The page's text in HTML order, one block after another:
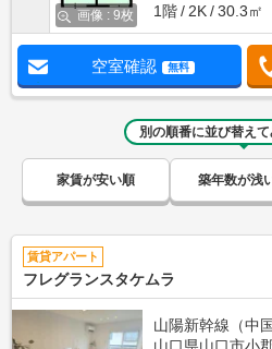
画像 : 9枚
1階
2K 30.3㎡
空室確認 無料
別の順番に並び替え
家賃が安い順 築年数が浅
賃貸アパート
フレグランスタケムラ
山陽新幹線（中